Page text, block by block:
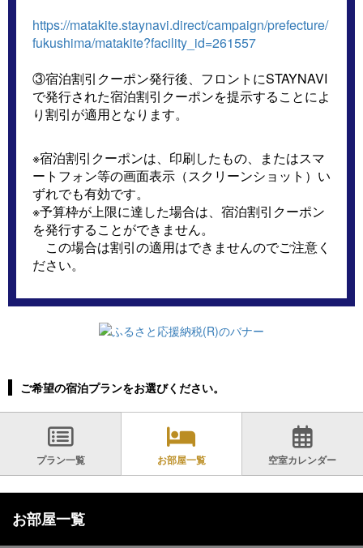
https://matakite.staynavi.direct/campaign/prefecture/
fukushima/matakite?facility_id=261557
③宿泊割引クーポン発行後、フロントにSTAYNAVI
で発行された宿泊割引クーポンを提示することによ
り割引が適用となります。
※宿泊割引クーポンは、印刷したもの、またはスマ
ートフォン等の画面表示（スクリーンショット）い
ずれでも有効です。
※予算枠が上限に達した場合は、宿泊割引クーポン
を発行することができません。
この場合は割引の適用はできませんのでご注意く
ださい。
ご希望の宿泊プランをお選びください。
プラン一覧 お部屋一覧 空室カレンダー
お部屋一覧